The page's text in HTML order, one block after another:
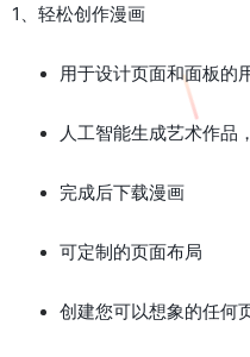
1、轻松创作漫画
用于设计页面和面板的
人工智能生成艺术作品
完成后下载漫画
可定制的页面布局
创建您可以想象的任何